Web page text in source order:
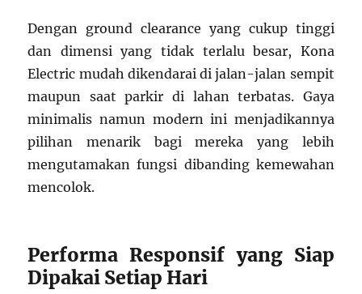
Dengan ground clearance yang cukup tinggi
dan dimensi yang tidak terlalu besar, Kona
Electric mudah dikendarai di jalan-jalan sempit
maupun saat parkir di lahan terbatas. Gaya
minimalis namun modern ini menjadikannya
pilihan menarik bagi mereka yang lebih
mengutamakan fungsi dibanding kemewahan
mencolok.
Performa Responsif yang Siap
Dipakai Setiap Hari